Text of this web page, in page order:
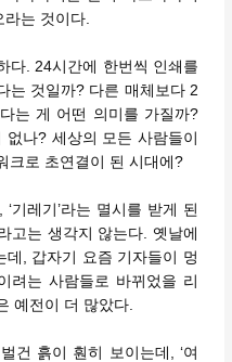
라는 것이다.
다. 24시간에 한번씩 인쇄를
는 것일까? 다른 매체보다 2
는 게 어떤 의미를 가질까?
나? 세상의 모든 사람들이
크로 초연결이 된 시대에?
기레기’라는 멸시를 받게 된
고는 생각지 않는다. 옛날에
데, 갑자기 요즘 기자들이 멍
려는 사람들로 바뀌었을 리
예전이 더 많았다.
건 흙이 훤히 보이는데, ‘여